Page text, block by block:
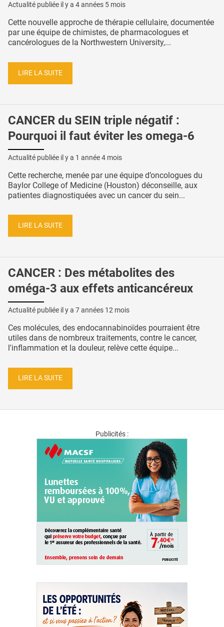
Actualité publiée il y a 4 années 5 mois
Cette nouvelle approche de thérapie cellulaire, documentée
par une équipe de chimistes, de pharmacologues et
cancérologues de la Northwestern University,...
LIRE LA SUITE
CANCER du SEIN triple négatif :
Pourquoi il faut éviter les omega-6
Actualité publiée il y a 1 année 4 mois
Cette recherche, menée par une équipe d’oncologues du
Baylor College of Medicine (Houston) déconseille, aux
patientes diagnostiquées avec un cancer du sein...
LIRE LA SUITE
CANCER : Des métabolites des
oméga-3 aux effets anticancéreux
Actualité publiée il y a 7 années 12 mois
Ces molécules, des endocannabinoïdes pourraient être
utiles dans de nombreux traitements, contre le cancer,
l'inflammation et la douleur, relève cette équipe...
LIRE LA SUITE
Publicités :